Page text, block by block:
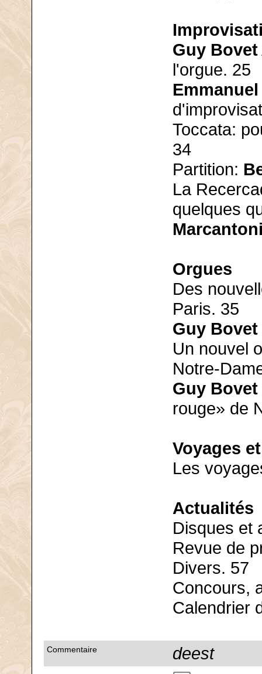
Guy Bovet
l'orgue. 25
Toccata:
34
Partition:
La
quelques
Orgues
Des
Paris. 35
Guy Bovet
Un nouvel
Notre-
Guy Bovet
rouge» de
Voyages
Les
Actualités
Disques et
Revue de
Divers. 57
Concours,
Calendrier
Commentaire deest